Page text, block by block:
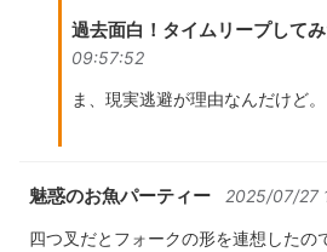
過去面白！タイムリープしてみ
09:57:52
ま、現実逃避が理由なんだけど。
魅惑のお魚パーティー 2025/07/27
四つ叉だとフォークの形を連想したの